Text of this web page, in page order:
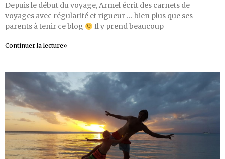
Depuis le début du voyage, Armel écrit des carnets de
voyages avec régularité et rigueur … bien plus que ses
parents à tenir ce blog
Il y prend beaucoup
Continuer la lecture»